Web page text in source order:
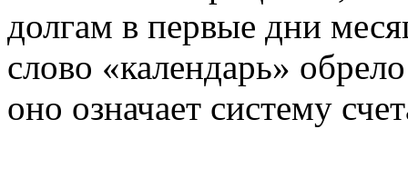
долгам в первые дни
слово «календарь»
оно означает систему